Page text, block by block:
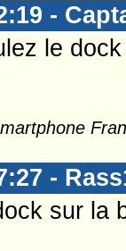
-
le
-
sur la